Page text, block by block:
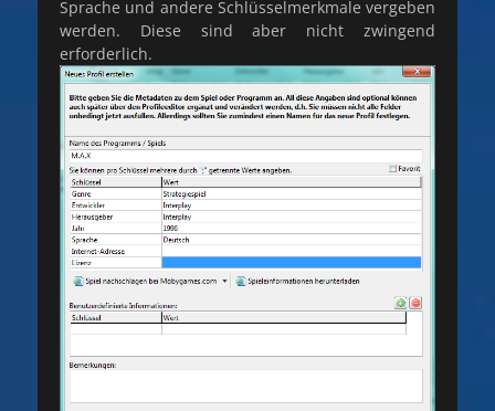
Sprache und andere Schlüsselmerkmale vergeben
werden. Diese sind aber nicht zwingend
erforderlich.